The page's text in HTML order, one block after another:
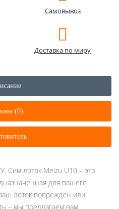
Самовывоз
Доставка по миру
(0)
Сим лоток Meizu U10 – это
для вашего
лоток поврежден или
– мы предлагаем вам